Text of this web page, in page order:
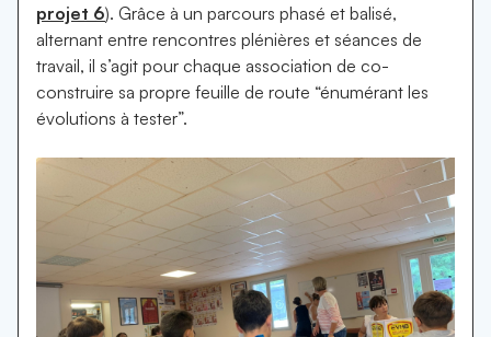
projet 6). Grâce à un parcours phasé et balisé,
alternant entre rencontres plénières et séances de
travail, il s’agit pour chaque association de co-
construire sa propre feuille de route “énumérant les
évolutions à tester”.